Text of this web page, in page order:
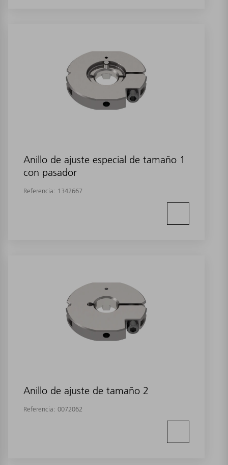
Anillo de ajuste especial de tamaño 1
con pasador
Referencia: 1342667
Anillo de ajuste de tamaño 2
Referencia: 0072062